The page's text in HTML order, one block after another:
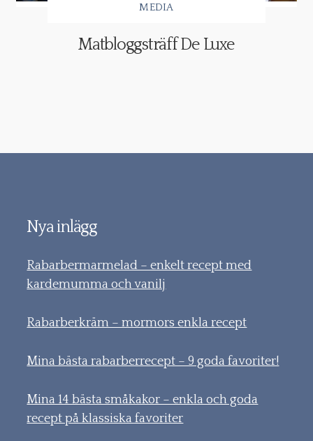
MEDIA
Matbloggsträff De Luxe
Nya inlägg
Rabarbermarmelad – enkelt recept med
kardemumma och vanilj
Rabarberkräm – mormors enkla recept
Mina bästa rabarberrecept – 9 goda favoriter!
Mina 14 bästa småkakor – enkla och goda
recept på klassiska favoriter